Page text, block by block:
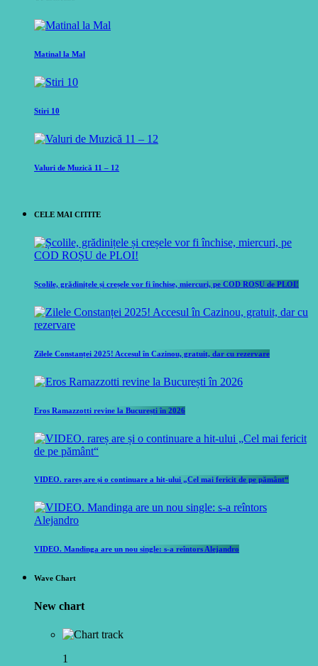
Matinal la Mal
Stiri 10
Valuri de Muzică 11 – 12
CELE MAI CITITE
Școlile, grădinițele și creșele vor fi închise, miercuri, pe COD ROȘU de PLOI!
Zilele Constanței 2025! Accesul în Cazinou, gratuit, dar cu rezervare
Eros Ramazzotti revine la București în 2026
VIDEO. rareș are și o continuare a hit-ului „Cel mai fericit de pe pământ“
VIDEO. Mandinga are un nou single: s-a reîntors Alejandro
Wave Chart
New chart
1